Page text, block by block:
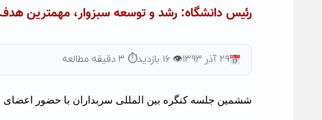
رئیس دانشگاه: رشد و توسعه سبزوار، مهمترین هدف
۲۹ آذر ۱۳۹۳ 👁 ۱۶ بازدید ⏱ ۳ دقیقه مطالعه
ششمین جلسه کنگره بین المللی سربداران با حضور